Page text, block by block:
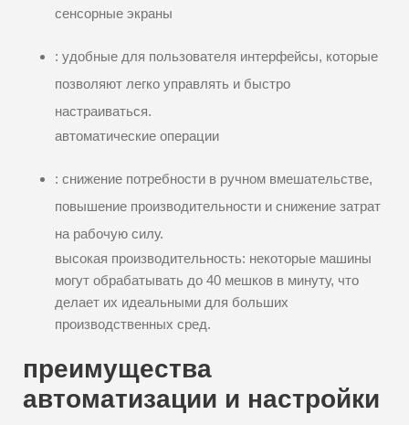
сенсорные экраны
: удобные для пользователя интерфейсы, которые
позволяют легко управлять и быстро
настраиваться.
автоматические операции
: снижение потребности в ручном вмешательстве,
повышение производительности и снижение затрат
на рабочую силу.
высокая производительность: некоторые машины
могут обрабатывать до 40 мешков в минуту, что
делает их идеальными для больших
производственных сред.
преимущества
автоматизации и настройки